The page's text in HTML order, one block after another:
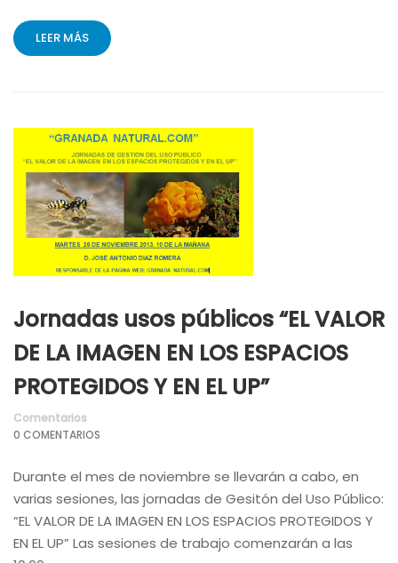
LEER MÁS
Jornadas usos públicos “EL VALOR
DE LA IMAGEN EN LOS ESPACIOS
PROTEGIDOS Y EN EL UP”
Comentarios
0 COMENTARIOS
Durante el mes de noviembre se llevarán a cabo, en
varias sesiones, las jornadas de Gesitón del Uso Público:
“EL VALOR DE LA IMAGEN EN LOS ESPACIOS PROTEGIDOS Y
EN EL UP” Las sesiones de trabajo comenzarán a las